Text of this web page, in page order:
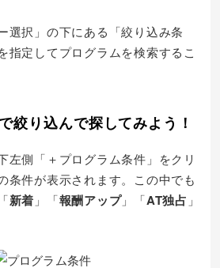
選択」の下にある「絞り込み条
指定してプログラムを検索するこ
絞り込んで探してみよう！
左側「＋プログラム条件」をクリ
条件が表示されます。この中でも
新着 」「報酬アップ」「AT独占 」